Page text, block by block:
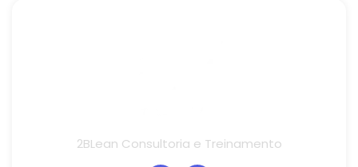
2BLean Consultoria e Treinamento